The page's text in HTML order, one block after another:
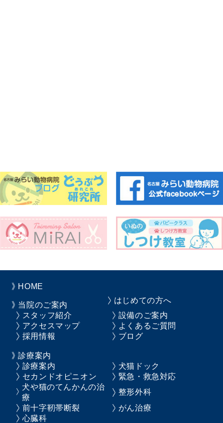
HOME
当院のご案内
はじめての方へ
スタッフ紹介
設備のご案内
アクセスマップ
よくあるご質問
採用情報
ブログ
診療案内
診療案内
犬猫ドック
セカンドオピニオン
緊急・救急対応
犬や猫のてんかんの治
療
整形外科
前十字靭帯断裂
がん治療
心臓科